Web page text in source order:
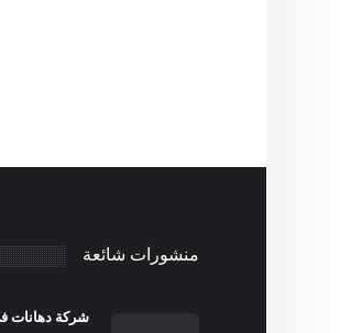
منشورات شائعة
شركة دهانات في أم